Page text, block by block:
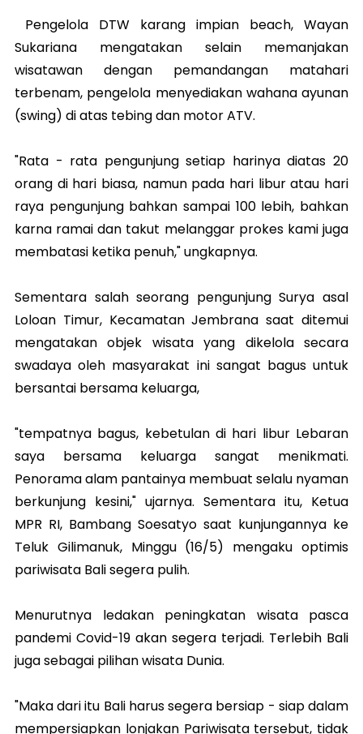
Pengelola DTW karang impian beach, Wayan
Sukariana mengatakan selain memanjakan
wisatawan dengan pemandangan matahari
terbenam, pengelola menyediakan wahana ayunan
(swing) di atas tebing dan motor ATV.
"Rata - rata pengunjung setiap harinya diatas 20
orang di hari biasa, namun pada hari libur atau hari
raya pengunjung bahkan sampai 100 lebih, bahkan
karna ramai dan takut melanggar prokes kami juga
membatasi ketika penuh," ungkapnya.
Sementara salah seorang pengunjung Surya asal
Loloan Timur, Kecamatan Jembrana saat ditemui
mengatakan objek wisata yang dikelola secara
swadaya oleh masyarakat ini sangat bagus untuk
bersantai bersama keluarga,
"tempatnya bagus, kebetulan di hari libur Lebaran
saya bersama keluarga sangat menikmati.
Penorama alam pantainya membuat selalu nyaman
berkunjung kesini," ujarnya. Sementara itu, Ketua
MPR RI, Bambang Soesatyo saat kunjungannya ke
Teluk Gilimanuk, Minggu (16/5) mengaku optimis
pariwisata Bali segera pulih.
Menurutnya ledakan peningkatan wisata pasca
pandemi Covid-19 akan segera terjadi. Terlebih Bali
juga sebagai pilihan wisata Dunia.
"Maka dari itu Bali harus segera bersiap - siap dalam
mempersiapkan lonjakan Pariwisata tersebut, tidak